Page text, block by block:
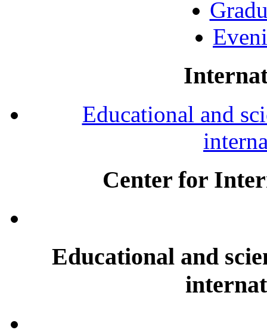
Educational and
Center for
Educational and